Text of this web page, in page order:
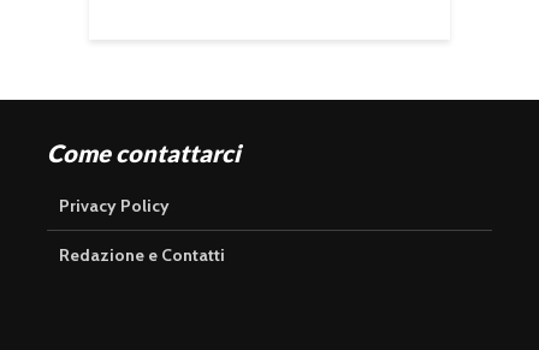
Come contattarci
Privacy Policy
Redazione e Contatti